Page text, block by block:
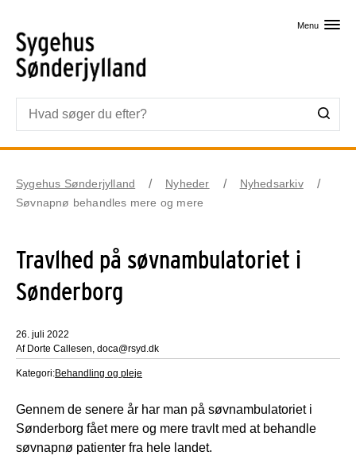
Menu
Sygehus Sønderjylland Nyheder
Nyhedsarkiv
Søvnapnø behandles mere og mere
Travlhed på søvnambulatoriet i
Sønderborg
26. juli 2022
Af Dorte Callesen, doca@rsyd.dk
Kategori:Behandling og pleje
Gennem de senere år har man på søvnambulatoriet i
Sønderborg fået mere og mere travlt med at behandle
søvnapnø patienter fra hele landet.